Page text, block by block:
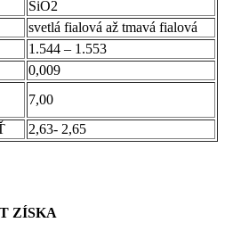
SiO2
svetlá fialová až tmavá fialová
1.544 – 1.553
0,009
7,00
2,63- 2,65
ZÍSKA